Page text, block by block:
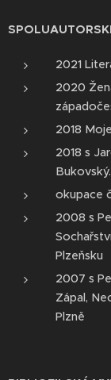
2021
2020
2018
2018 s
okupace
2008 s
Plzeňsku
2007 s
Zápal,
Plzně